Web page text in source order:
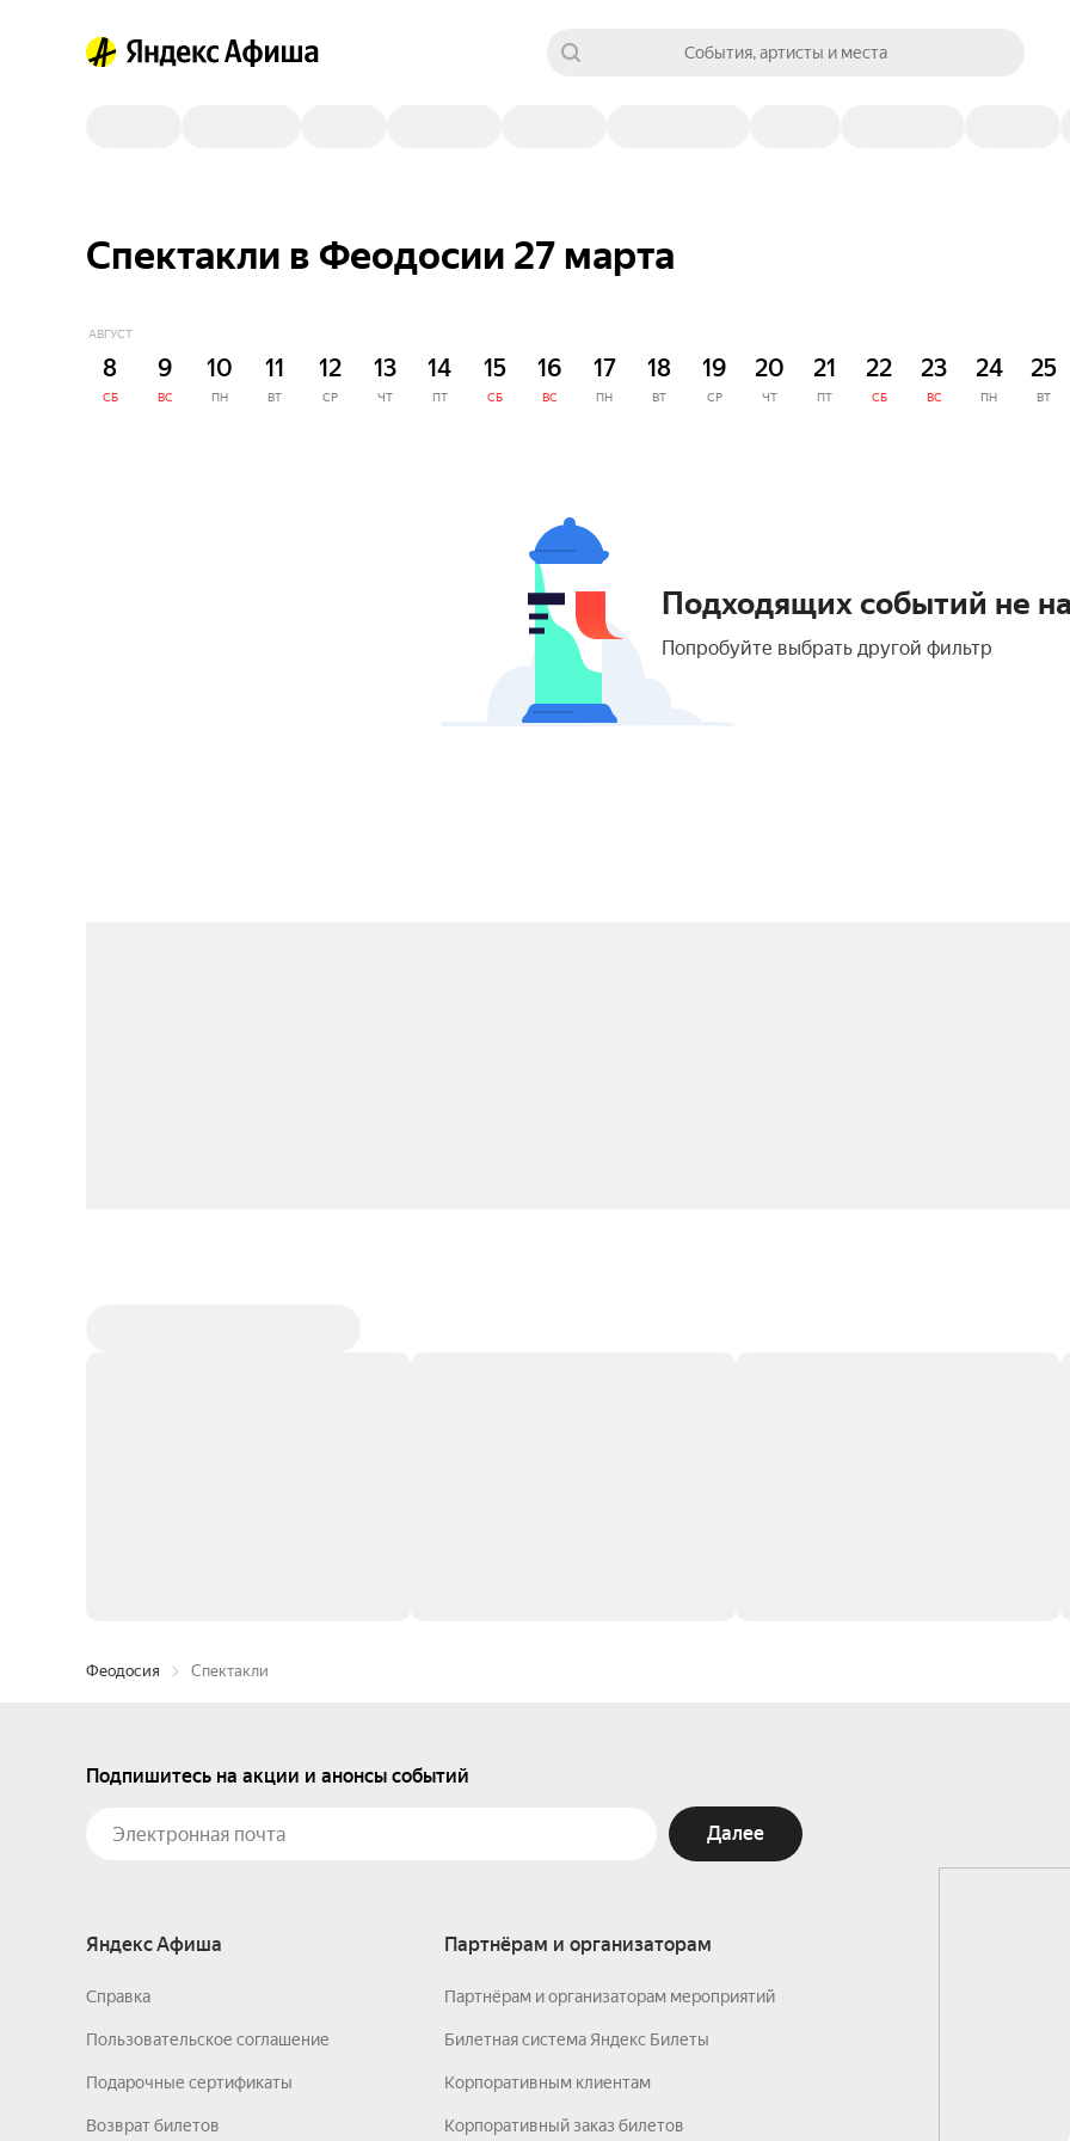
События, артисты и места
Спектакли в Феодосии 27 марта
АВГУСТ
8
СБ
9
ВС
10
ПН
11
ВТ
12
СР
13
ЧТ
14
ПТ
15
СБ
16
ВС
17
ПН
18
ВТ
19
СР
20
ЧТ
21
ПТ
22
СБ
23
ВС
24
ПН
25
ВТ
Подходящих событий не
Попробуйте выбрать другой фильтр
Феодосия Спектакли
Подпишитесь на акции и анонсы событий
Далее
Яндекс Афиша
Справка
Пользовательское соглашение
Подарочные сертификаты
Возврат билетов
Партнёрам и организаторам
Партнёрам и организаторам мероприятий
Билетная система Яндекс Билеты
Корпоративным клиентам
Корпоративный заказ билетов